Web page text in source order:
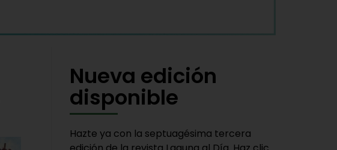
Nueva edición
disponible
Hazte ya con la septuagésima tercera